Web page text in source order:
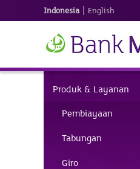
Indonesia | English
Produk & Layanan
Pembiayaan
Tabungan
Giro